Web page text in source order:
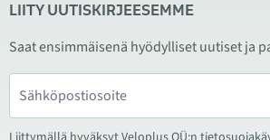
LIITY UUTISKIRJEESEMME
Saat ensimmäisenä hyödylliset uutiset ja